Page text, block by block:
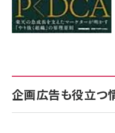
企画広告も役立つ